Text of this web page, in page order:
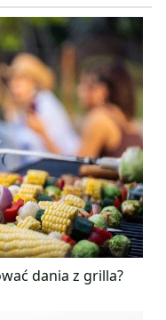
dania z grilla?